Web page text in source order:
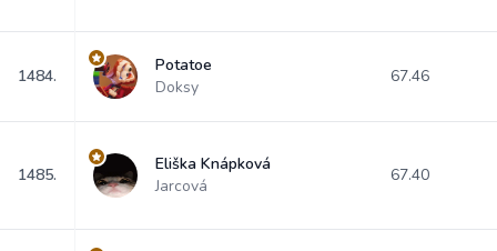
1484.
Potatoe
Doksy
67.46
1485.
Eliška Knápková
Jarcová
67.40